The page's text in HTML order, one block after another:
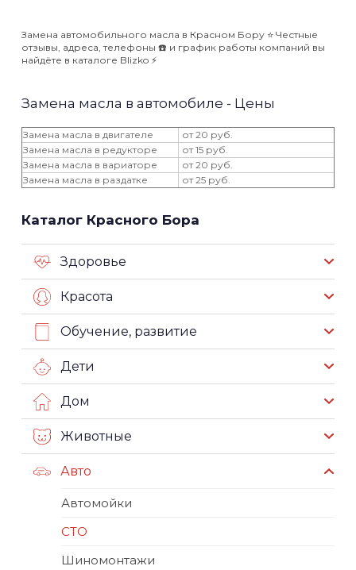
Замена автомобильного масла в Красном Бору ⭐️ Честные
отзывы, адреса, телефоны ☎️ и график работы компаний вы
найдёте в каталоге Blizko ⚡️
Замена масла в автомобиле - Цены
Замена масла в двигателе
от 20 руб.
Замена масла в редукторе
от 15 руб.
Замена масла в вариаторе
от 20 руб.
Замена масла в раздатке
от 25 руб.
Каталог Красного Бора
Здоровье
Красота
Обучение, развитие
Дети
Дом
Животные
Авто
Автомойки
СТО
Шиномонтажи